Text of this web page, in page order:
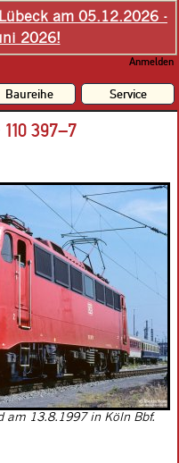
am 05.12.2026 -
2026!
Anmelden
Baureihe Service
110 397–7
am 13.8.1997 in Köln Bbf.